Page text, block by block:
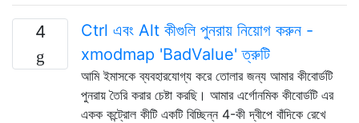
4
Ctrl এবং Alt কীগুলি পুনরায় নিয়োগ করুন -
xmodmap 'BadValue' ত্রুটি
আমি ইমাসকে ব্যবহারযোগ্য করে তোলার জন্য আমার কীবোর্ডটি
পুনরায় তৈরি করার চেষ্টা করছি। আমার এর্গোনমিক কীবোর্ডটি এর
একক কন্ট্রোল কীটি একটি বিচ্ছিন্ন 4-কী দ্বীপে বাঁদিকে রেখে